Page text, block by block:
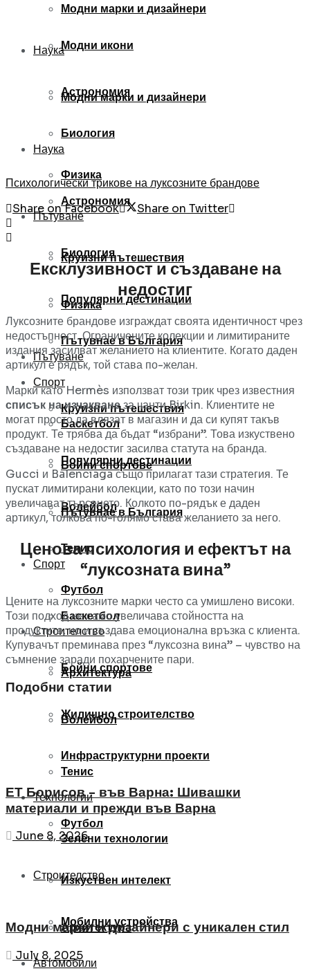
Модни икони
Модни марки и дизайнери
Наука
Астрономия
Биология
Физика
Пътуване
Круизни пътешествия
Популярни дестинации
Пътувнае в България
Спорт
Баскетбол
Бойни спортове
Волейбол
Тенис
Футбол
Строителство
Архитектура
Модни марки и дизайнери
Наука
Астрономия
Биология
Физика
Пътуване
Круизни пътешествия
Популярни дестинации
Пътувнае в България
Спорт
Баскетбол
Бойни спортове
Волейбол
Тенис
Футбол
Строителство
Архитектура
Жилищно строителство
Инфраструктурни проекти
Технологии
Зелени технологии
Изкуствен интелект
Мобилни устройства
Автомобили
Психологически трикове на луксозните брандове
Share on Facebook
Share on Twitter
Ексклузивност и създаване на
недостиг
Луксозните брандове изграждат своята идентичност чрез
недостъпност. Ограничените колекции и лимитираните
издания засилват желанието на клиентите. Когато даден
артикул е рядък, той става по-желан.
Марки като Hermès използват този трик чрез известния
списък на изчакванеза чанти Birkin. Клиентите не
могат просто да влязат в магазин и да си купят такъв
продукт. Те трябва да бъдат “избрани”. Това изкуствено
създаване на недостиг засилва статута на бранда.
Gucci и Balenciaga също прилагат тази стратегия. Те
пускат лимитирани колекции, като по този начин
увеличават търсенето. Колкото по-рядък е даден
артикул, толкова по-голямо става желанието за него.
Ценова психология и ефектът на
“луксозната вина”
Цените на луксозните марки често са умишлено високи.
Този подход не само увеличава стойността на
продуктите, но и създава емоционална връзка с клиента.
Купувачът преминава през “луксозна вина” – чувство на
съмнение заради похарчените пари.
Подобни статии
ЕТ Борисов – във Варна: Шивашки
материали и прежди във Варна
June 8, 2026
Модни марки и дизайнери с уникален стил
July 8, 2025